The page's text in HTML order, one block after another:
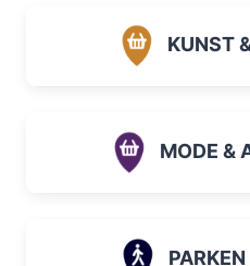
KUNST
MODE &